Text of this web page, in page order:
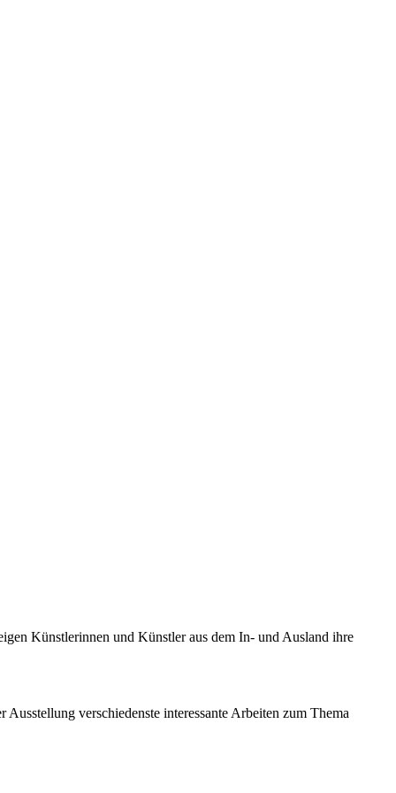
Künstlerinnen und Künstler aus dem In- und Ausland ihre
verschiedenste interessante Arbeiten zum Thema